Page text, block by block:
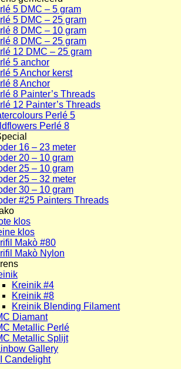
5 DMC – 5 gram
5 DMC – 25 gram
8 DMC – 10 gram
8 DMC – 25 gram
12 DMC – 25 gram
5 anchor
5 Anchor kerst
8 Anchor
8 Painter’s Threads
12 Painter’s Threads
Perlé 5
Perlé 8
16 – 23 meter
20 – 10 gram
25 – 10 gram
25 – 32 meter
30 – 10 gram
#25 Painters Threads
klos
klos
Makò #80
Makò Nylon
Kreinik #4
Kreinik #8
Kreinik Blending Filament
Diamant
Metallic Perlé
Metallic Splijt
Gallery
Candelight